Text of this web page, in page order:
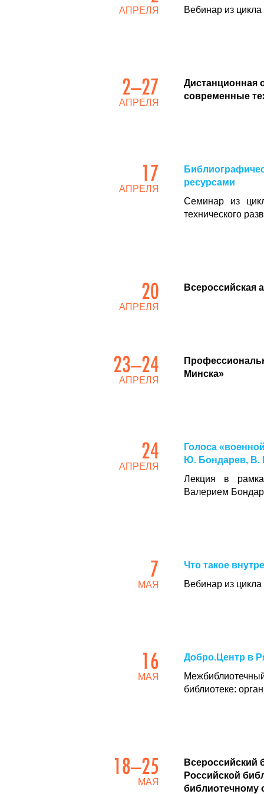
АПРЕЛЯ
Вебинар из
2–27
АПРЕЛЯ
Дистанционная
современные
17
АПРЕЛЯ
ресурсами
Семинар из
технического
20
АПРЕЛЯ
Всероссийская
23–24
АПРЕЛЯ
Минска»
24
АПРЕЛЯ
Голоса
Ю. Бондарев, В.
Лекция в
Валерием
7
МАЯ
Что такое
Вебинар из
16
МАЯ
Добро.Центр в
библиотеке:
18–25
МАЯ
Всероссийский
Российской
библиотечному